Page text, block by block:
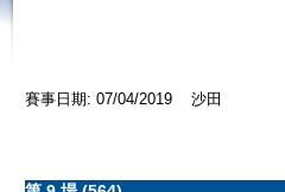
賽事日期: 07/04/2019 沙田